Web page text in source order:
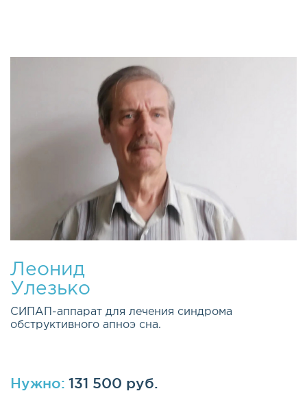
Леонид
Улезько
СИПАП-аппарат для лечения синдрома
обструктивного апноэ сна.
Нужно: 131 500 руб.